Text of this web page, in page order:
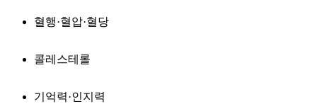
혈행·혈압·혈당
콜레스테롤
기억력·인지력